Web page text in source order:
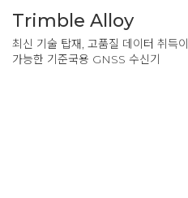
Trimble Alloy
최신 기술 탑재, 고품질 데이터 취득이
가능한 기준국용 GNSS 수신기